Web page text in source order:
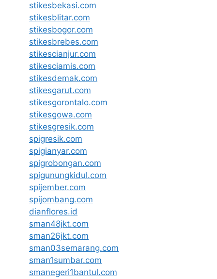
stikesbekasi.com
stikesblitar.com
stikesbogor.com
stikesbrebes.com
stikescianjur.com
stikesciamis.com
stikesdemak.com
stikesgarut.com
stikesgorontalo.com
stikesgowa.com
stikesgresik.com
spigresik.com
spigianyar.com
spigrobongan.com
spigunungkidul.com
spijember.com
spijombang.com
dianflores.id
sman48jkt.com
sman26jkt.com
sman03semarang.com
sman1sumbar.com
smanegeri1bantul.com